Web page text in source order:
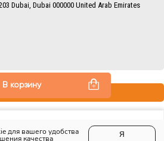
В корзину
Dubai, Dubai 000000 United Arab Emirates
© 2013–2026 IRISK
для вашего удобства
качества
Я